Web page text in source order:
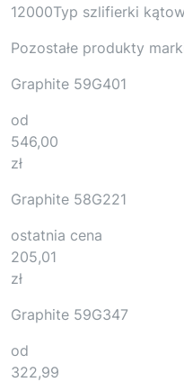
12000Typ szlifierki
Pozostałe produkty
Graphite 59G401
od
546,00
zł
Graphite 58G221
ostatnia cena
205,01
zł
Graphite 59G347
od
322,99